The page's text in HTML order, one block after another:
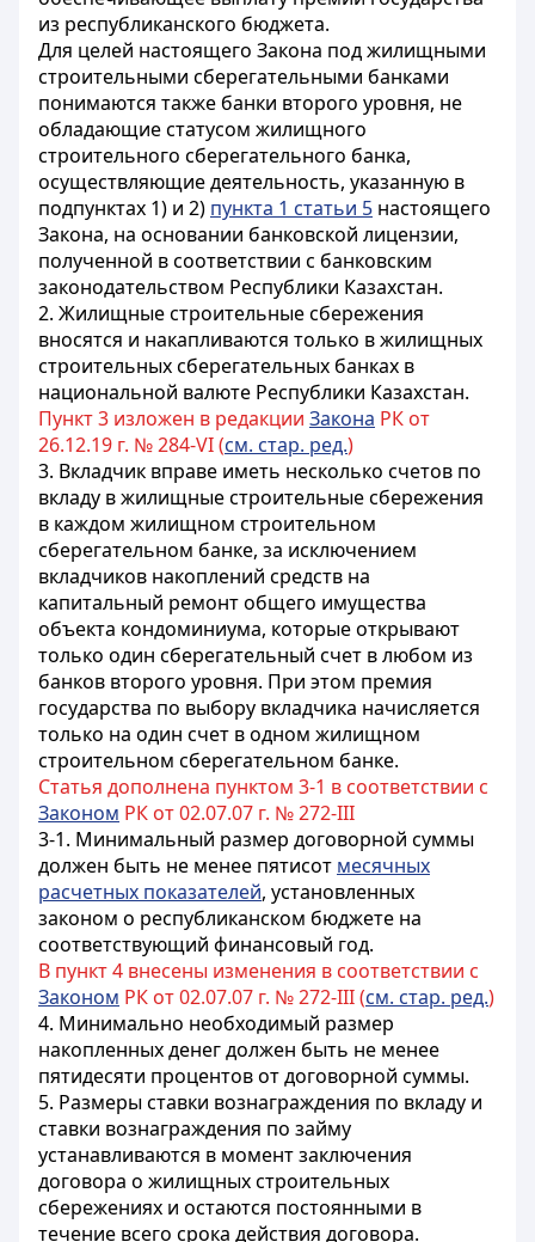
из республиканского бюджета.
Для целей настоящего Закона под жилищными
строительными сберегательными банками
понимаются также банки второго уровня, не
обладающие статусом жилищного
строительного сберегательного банка,
осуществляющие деятельность, указанную в
подпунктах 1) и 2) пункта 1 статьи 5 настоящего
Закона, на основании банковской лицензии,
полученной в соответствии с банковским
законодательством Республики Казахстан.
2. Жилищные строительные сбережения
вносятся и накапливаются только в жилищных
строительных сберегательных банках в
национальной валюте Республики Казахстан.
Пункт 3 изложен в редакции Закона РК от
26.12.19 г. № 284-VI (см. стар. ред.)
3. Вкладчик вправе иметь несколько счетов по
вкладу в жилищные строительные сбережения
в каждом жилищном строительном
сберегательном банке, за исключением
вкладчиков накоплений средств на
капитальный ремонт общего имущества
объекта кондоминиума, которые открывают
только один сберегательный счет в любом из
банков второго уровня. При этом премия
государства по выбору вкладчика начисляется
только на один счет в одном жилищном
строительном сберегательном банке.
Статья дополнена пунктом 3-1 в соответствии с
Законом РК от 02.07.07 г. № 272-III
3-1. Минимальный размер договорной суммы
должен быть не менее пятисот месячных
расчетных показателей, установленных
законом о республиканском бюджете на
соответствующий финансовый год.
В пункт 4 внесены изменения в соответствии с
Законом РК от 02.07.07 г. № 272-III (см. стар. ред.)
4. Минимально необходимый размер
накопленных денег должен быть не менее
пятидесяти процентов от договорной суммы.
5. Размеры ставки вознаграждения по вкладу и
ставки вознаграждения по займу
устанавливаются в момент заключения
договора о жилищных строительных
сбережениях и остаются постоянными в
течение всего срока действия договора.